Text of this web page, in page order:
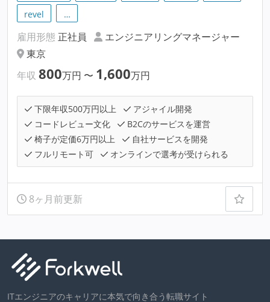
revel
…
雇用形態 正社員
エンジニアリングマネージャー
東京
年収 800万円 〜 1,600万円
下限年収500万円以上
アジャイル開発
コードレビュー文化
B2Cのサービスを運営
椅子が定価6万円以上
自社サービスを開発
フルリモート可
オンラインで選考が受けられる
8ヶ月前更新
ITエンジニアのキャリアに本気で向き合う転職サイト